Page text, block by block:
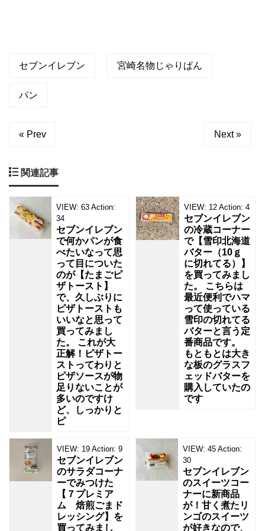
セブンイレブン 宮崎名物じゃりぱん
パン
« Prev Next »
関連記事
VIEW: 63 Action:
34
セブンイレブン
で何かパンが食
べたいなって思
って目についた
のが【たまごピ
ザトースト】
で、久しぶりに
ピザトーストも
いいなと思って
買ってみまし
た。 これが大
正解！ピザトー
ストってわりと
ピザソースが物
足りないことが
多いのですけ
ど、しっかりと
ピ
VIEW: 12 Action: 4
セブンイレブン
の冷蔵コーナー
で【雪印北海道
バター（10ｇ
に切れてる）】
を買ってみまし
た。 こちらは
最近便利でハマ
って使っている
雪印の切れてる
バターと言う定
番商品です。
もともとは大き
な板のグラスフ
ェッドバターを
購入していたの
です
VIEW: 19 Action: 9
セブンイレブン
のサラダコーナ
ーでみつけた
【７プレミア
ム 焙煎ごまド
レッシング】を
買ってみまし
VIEW: 45 Action:
30
セブンイレブン
のスイーツコー
ナーに新商品
が！甘く煮たリ
ンゴのスイーツ
が好きなので、